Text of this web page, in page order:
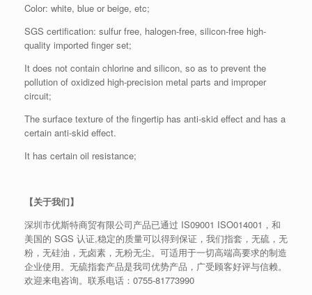
Color: white, blue or beige, etc;
SGS certification: sulfur free, halogen-free, silicon-free high-
quality imported finger set;
It does not contain chlorine and silicon, so as to prevent the
pollution of oxidized high-precision metal parts and improper
circuit;
The surface texture of the fingertip has anti-skid effect and has a
certain anti-skid effect.
It has certain oil resistance;
【关于我们】
深圳市优斯特商贸有限公司产品已通过 IS09001 ISO014001，和
美国的 SGS 认证,稳定的质量可以得到保证，我们指套，无硫，无
粉，无硅油，无卤素，无粉无尘。可适用于一切高端高要求的制造
企业使用。无硫指套产品是我司优势产品，广受顾客好评与信赖。
欢迎来电咨询。联系电话： 0755-81773990